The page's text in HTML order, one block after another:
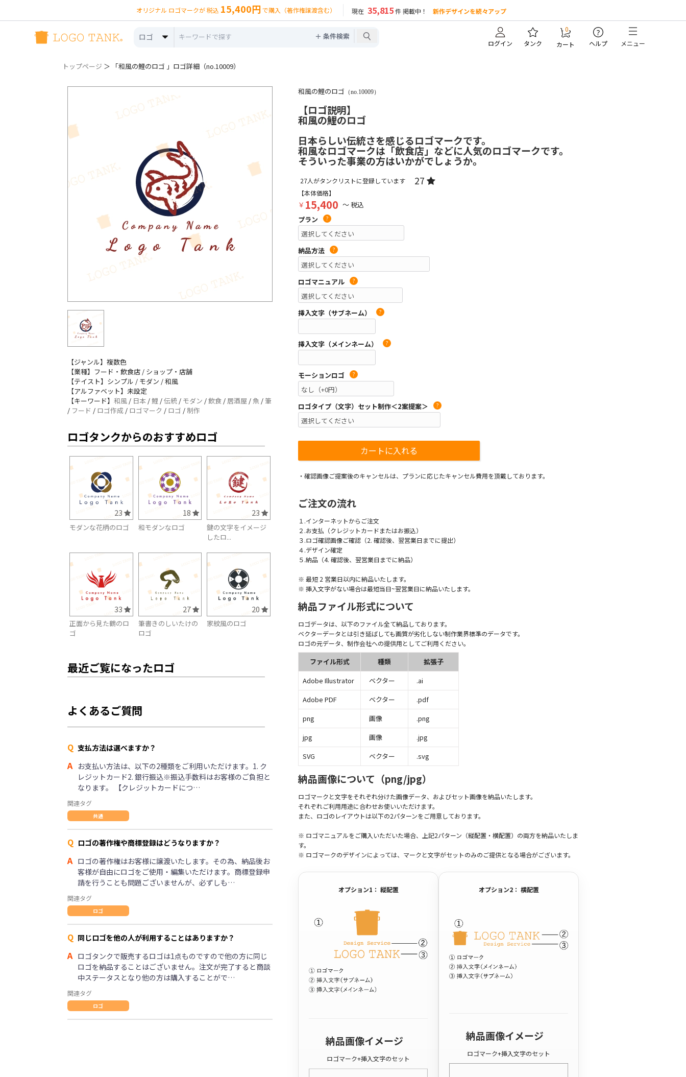
オリジナル ロゴマークが 税込 15,400円 で購入（著作権譲渡含む） 現在 35,815件 掲載中！ 新作デザインを続々アップ
ロゴ ＋ 条件検索
ログイン タンク
0
カート
?
ヘルプ メニュー
トップページ ＞ 「和風の鯉のロゴ 」ロゴ詳細（no.10009）
【ジャンル】複数色
【業種】フード・飲食店 / ショップ・店舗
【テイスト】シンプル / モダン / 和風
【アルファベット】未設定
【キーワード】 和風 / 日本 /鯉 /伝統 / モダン /飲食 / 居酒屋 / 魚 /筆
/ フード / ロゴ作成 / ロゴマーク / ロゴ / 制作
ロゴタンクからのおすすめロゴ
23
モダンな花柄のロゴ
18
和モダンなロゴ
23
鍵の文字をイメージ
したロ...
33
正面から見た鶴のロ
ゴ
27
筆書きのしいたけの
ロゴ
20
家紋風のロゴ
最近ご覧になったロゴ
よくあるご質問
Q 支払方法は選べますか？
A お支払い方法は、以下の2種類をご利用いただけます。1. ク
レジットカード2. 銀行振込※振込手数料はお客様のご負担と
なります。 【クレジットカードにつ…
関連タグ
共通
Q ロゴの著作権や商標登録はどうなりますか？
A ロゴの著作権はお客様に譲渡いたします。その為、納品後お
客様が自由にロゴをご使用・編集いただけます。商標登録申
請を行うことも問題ございませんが、必ずしも…
関連タグ
ロゴ
Q 同じロゴを他の人が利用することはありますか？
A ロゴタンクで販売するロゴは1点ものですので他の方に同じ
ロゴを納品することはございません。注文が完了すると商談
中ステータスとなり他の方は購入することがで…
関連タグ
ロゴ
和風の鯉のロゴ （no.10009）
【ロゴ説明】
和風の鯉のロゴ
日本らしい伝統さを感じるロゴマークです。
和風なロゴマークは「飲食店」などに人気のロゴマークです。
そういった事業の方はいかがでしょうか。
27人がタンクリストに登録しています 27
【本体価格】
￥ 15,400 ～ 税込
プラン
?
納品方法 ?
ロゴマニュアル ?
挿入文字（サブネーム） ?
挿入文字（メインネーム） ?
モーションロゴ ?
ロゴタイプ（文字）セット制作＜2案提案＞ ?
・確認画像ご提案後のキャンセルは、プランに応じたキャンセル費用を頂戴しております。
ご注文の流れ
１.インターネットからご注文
２.お支払（クレジットカードまたはお振込）
３.ロゴ確認画像ご確認（2. 確認後、翌営業日までに提出）
４.デザイン確定
５.納品（4. 確認後、翌営業日までに納品）
※ 最短 2 営業日以内に納品いたします。
※ 挿入文字がない場合は最短当日~翌営業日に納品いたします。
納品ファイル形式について
ロゴデータは、以下のファイル全て納品しております。
ベクターデータとは引き延ばしても画質が劣化しない制作業界標準のデータです。
ロゴの元データ、制作会社への提供用としてご利用ください。
ファイル形式 種類
拡張子
Adobe Illustrator
ベクター
.ai
Adobe PDF
ベクター
.pdf
png
画像
.png
jpg
画像
.jpg
SVG
ベクター .svg
納品画像について（png/jpg）
ロゴマークと文字をそれぞれ分けた画像データ、およびセット画像を納品いたします。
それぞれご利用用途に合わせお使いいただけます。
また、ロゴのレイアウトは以下の2パターンをご用意しております。
※ ロゴマニュアルをご購入いただいた場合、上記2パターン（縦配置・横配置）の両方を納品いたしま
す。
※ ロゴマークのデザインによっては、マークと文字がセットのみのご提供となる場合がございます。
オプション1： 縦配置
納品画像イメージ
ロゴマーク+挿入文字のセット
オプション2： 横配置
納品画像イメージ
ロゴマーク+挿入文字のセット